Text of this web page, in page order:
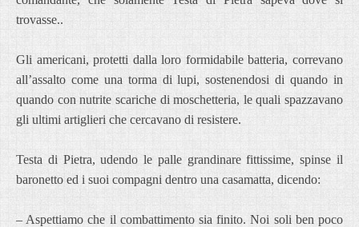
trovasse..
Gli americani, protetti dalla loro formidabile batteria, correvano
all’assalto come una torma di lupi, sostenendosi di quando in
quando con nutrite scariche di moschetteria, le quali spazzavano
gli ultimi artiglieri che cercavano di resistere.
Testa di Pietra, udendo le palle grandinare fittissime, spinse il
baronetto ed i suoi compagni dentro una casamatta, dicendo:
– Aspettiamo che il combattimento sia finito. Noi soli ben poco